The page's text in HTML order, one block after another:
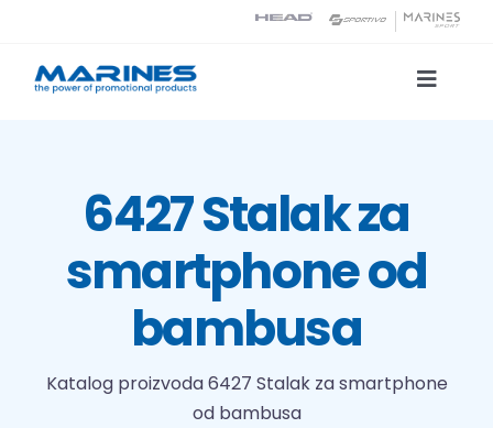
content
Toggle
Tehnologije tiska
O nama
6427 Stalak za
smartphone od
bambusa
Katalog proizvoda6427 Stalak za smartphone
od bambusa